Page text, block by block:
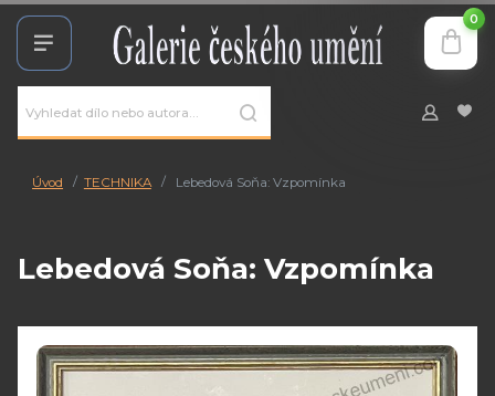
0
Úvod TECHNIKA Lebedová Soňa: Vzpomínka
Lebedová Soňa: Vzpomínka